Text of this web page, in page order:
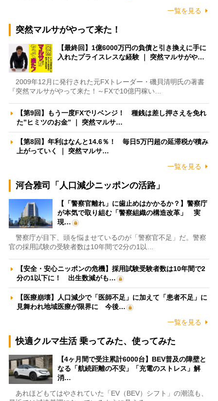
一覧を見る
突然マルサがやって来た！
【最終回】1億6000万円の負債と引き換えに手に
入れたプライスレスな経験 ｜ 突然マルサがや…
2009年12月に発行された元FXトレーダー・磯貝清明氏の著書
『突然マルサがやって来た！～FXで10億円稼い…
【第9回】もう一度FXでリベンジ！ 種銭は差し押さえを免れ
た”ヒミツのお金” ｜ 突然マルサ…
【第8回】年利はなんと14.6％！ 毎日5万円超の延滞税が積み
上がっていく ｜ 突然マルサ…
一覧を見る
河合雅司「人口減少ニッポンの活路」
【「警察官離れ」に歯止めはかかるか？】警察庁
が本気で取り組む「警察組織の構造改革」 実
現…
警察庁が目下、頭を悩ませているのが「警察官不足」だ。警察
官の採用試験の受験者数は10年間で2分の1以…
【安全・安心ニッポンの危機】採用試験受験者数は10年間で2
分の1以下に！ 出生数減がも…
【医療崩壊】人口減少で「医師不足」に加えて「患者不足」に
見舞われ地域医療が限界に 今後…
一覧を見る
快適クルマ生活 乗ってみた、使ってみた
【4ヶ月間で受注累計6000台】BEV普及の障壁と
なる「航続距離の不安」「充電のストレス」解
消…
あれほどもてはやされていた「EV（BEV）シフト」の潮流も、